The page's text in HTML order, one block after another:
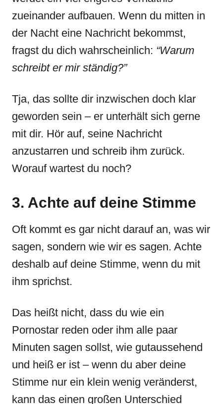
zueinander aufbauen. Wenn du mitten in
der Nacht eine Nachricht bekommst,
fragst du dich wahrscheinlich: “Warum
schreibt er mir ständig?”
Tja, das sollte dir inzwischen doch klar
geworden sein – er unterhält sich gerne
mit dir. Hör auf, seine Nachricht
anzustarren und schreib ihm zurück.
Worauf wartest du noch?
3. Achte auf deine Stimme
Oft kommt es gar nicht darauf an, was wir
sagen, sondern wie wir es sagen. Achte
deshalb auf deine Stimme, wenn du mit
ihm sprichst.
Das heißt nicht, dass du wie ein
Pornostar reden oder ihm alle paar
Minuten sagen sollst, wie gutaussehend
und heiß er ist – wenn du aber deine
Stimme nur ein klein wenig veränderst,
kann das einen großen Unterschied